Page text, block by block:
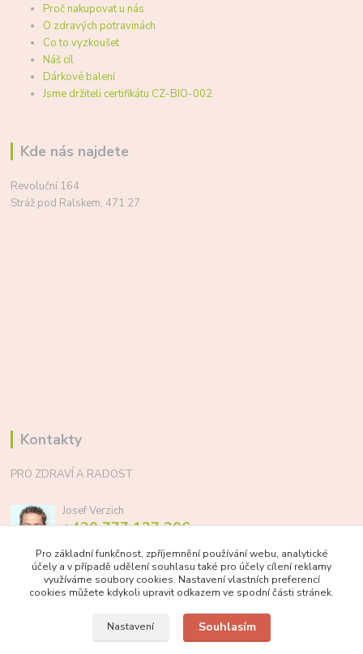
Proč nakupovat u nás
O zdravých potravinách
Co to vyzkoušet
Náš cíl
Dárkové balení
Jsme držiteli certifikátu CZ-BIO-002
Kde nás najdete
Revoluční 164
Stráž pod Ralskem, 471 27
Kontakty
PRO ZDRAVÍ A RADOST
Josef Verzich
+420 777 137 206
info@prozdraviaradost.cz
Pro základní funkčnost, zpříjemnění používání webu, analytické
účely a v případě udělení souhlasu také pro účely cílení reklamy
využíváme soubory cookies. Nastavení vlastních preferencí
cookies můžete kdykoli upravit odkazem ve spodní části stránek.
Nastavení Souhlasím